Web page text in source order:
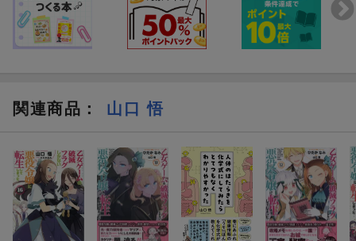
関連商品 ： 山口 悟